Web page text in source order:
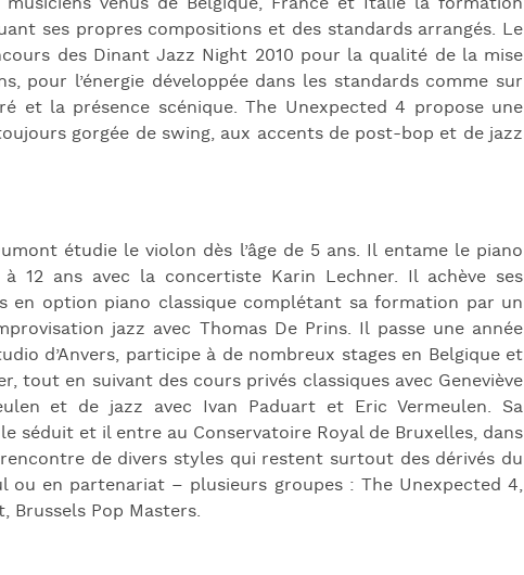
ses propres compositions et des standards arrangés. Le
des Dinant Jazz Night 2010 pour la qualité de la mise
pour l’énergie développée dans les standards comme sur
et la présence scénique. The Unexpected 4 propose une
gorgée de swing, aux accents de post-bop et de jazz
étudie le violon dès l’âge de 5 ans. Il entame le piano
à 12 ans avec la concertiste Karin Lechner. Il achève ses
en option piano classique complétant sa formation par un
jazz avec Thomas De Prins. Il passe une année
d’Anvers, participe à de nombreux stages en Belgique et
tout en suivant des cours privés classiques avec Geneviève
et de jazz avec Ivan Paduart et Eric Vermeulen. Sa
séduit et il entre au Conservatoire Royal de Bruxelles, dans
de divers styles qui restent surtout des dérivés du
en partenariat – plusieurs groupes : The Unexpected 4,
Brussels Pop Masters.